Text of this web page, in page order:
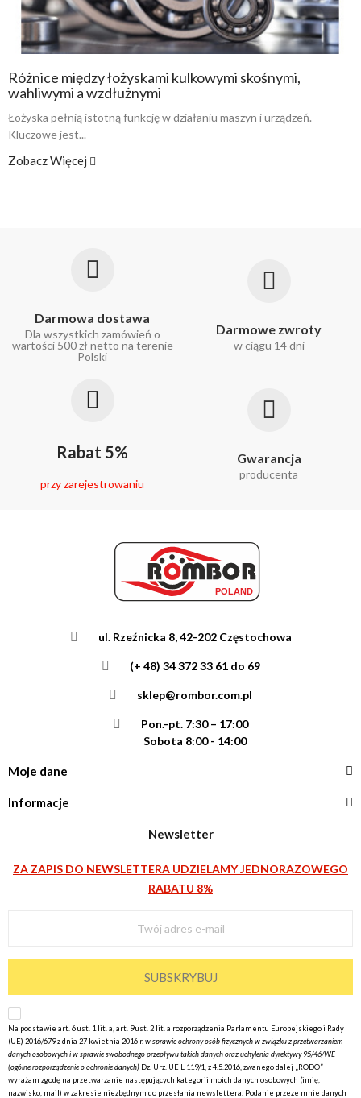
Różnice między łożyskami kulkowymi skośnymi,
wahliwymi a wzdłużnymi
Łożyska pełnią istotną funkcję w działaniu maszyn i urządzeń.
Kluczowe jest...
Zobacz Więcej
Darmowa dostawa
Dla wszystkich zamówień o
wartości 500 zł netto na terenie
Polski
Darmowe zwroty
w ciągu 14 dni
Rabat 5%
przy zarejestrowaniu
Gwarancja
producenta
ul. Rzeźnicka 8, 42-202 Częstochowa
(+ 48) 34 372 33 61 do 69
sklep@rombor.com.pl
Pon.-pt. 7:30 – 17:00
Sobota 8:00 - 14:00
Moje dane
Informacje
Newsletter
ZA ZAPIS DO NEWSLETTERA UDZIELAMY JEDNORAZOWEGO
RABATU 8%
SUBSKRYBUJ
Na podstawie art. 6 ust. 1 lit. a, art. 9 ust. 2 lit. a rozporządzenia Parlamentu Europejskiego i Rady
(UE) 2016/679 z dnia 27 kwietnia 2016 r.w sprawie ochrony osób fizycznych w związku z przetwarzaniem
danych osobowych i w sprawie swobodnego przepływu takich danych oraz uchylenia dyrektywy 95/46/WE
(ogólne rozporządzenie o ochronie danych) Dz. Urz. UE L 119/1, z 4.5.2016, zwanego dalej „RODO”
wyrażam zgodę na przetwarzanie następujących kategorii moich danych osobowych (imię,
nazwisko, mail) w zakresie niezbędnym do przesłania newslettera. Podanie przeze mnie danych